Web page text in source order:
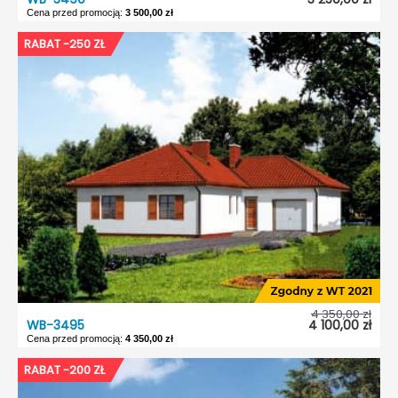
Cena przed promocją: 3 500,00 zł
WB-3490
Dostępność:
5 dni roboczych
Typ projektu:
Wolnostojący
Bez garażu
Dach:
Czterospadowy
Kąt nach. dachu:
30°
Odbicie lustrzane:
Tak
WB-3495 4 100,00 zł
4 350,00 zł
RABAT -250 ZŁ
Cena przed promocją: 4 350,00 zł
WB-3495
RABAT -200 ZŁ